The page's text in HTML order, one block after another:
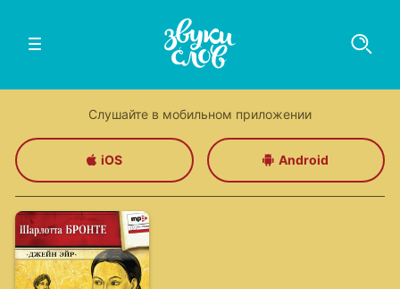
Слушайте в мобильном приложении
iOS Android